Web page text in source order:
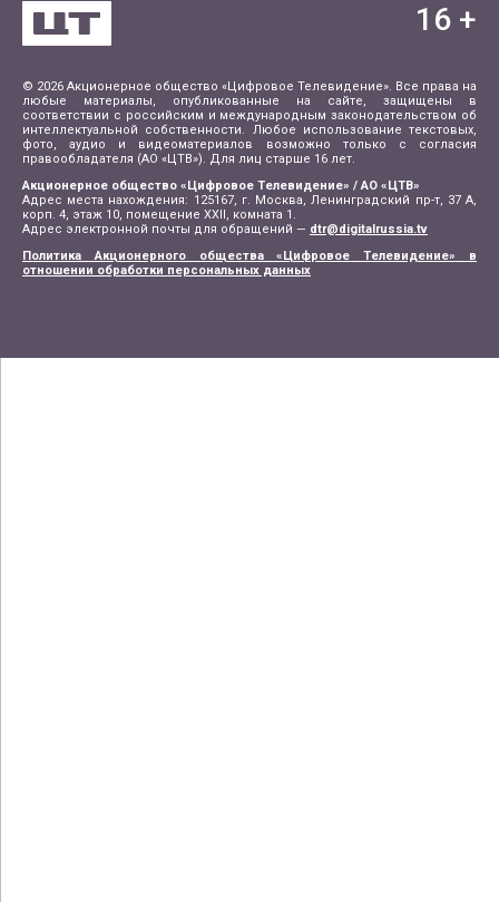
© 2026 Акционерное общество «Цифровое Телевидение». Все права на
любые материалы, опубликованные на сайте, защищены в
соответствии с российским и международным законодательством об
интеллектуальной собственности. Любое использование текстовых,
фото, аудио и видеоматериалов возможно только с согласия
правообладателя (АО «ЦТВ»). Для лиц старше 16 лет.
Акционерное общество «Цифровое Телевидение» / АО «ЦТВ»
Адрес места нахождения: 125167, г. Москва, Ленинградский пр-т, 37 А,
корп. 4, этаж 10, помещение XXII, комната 1.
Адрес электронной почты для обращений — dtr@digitalrussia.tv
Политика Акционерного общества «Цифровое Телевидение» в
отношении обработки персональных данных
16 +